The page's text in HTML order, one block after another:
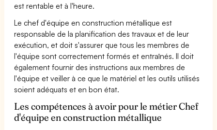
est rentable et à l'heure.
Le chef d'équipe en construction métallique est
responsable de la planification des travaux et de leur
exécution, et doit s'assurer que tous les membres de
l'équipe sont correctement formés et entraînés. Il doit
également fournir des instructions aux membres de
l'équipe et veiller à ce que le matériel et les outils utilisés
soient adéquats et en bon état.
Les compétences à avoir pour le métier Chef
d'équipe en construction métallique